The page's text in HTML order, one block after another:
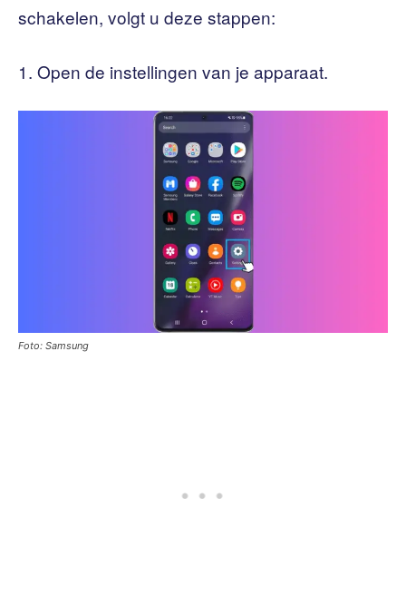
schakelen, volgt u deze stappen:
Open de instellingen van je apparaat.
Foto: Samsung